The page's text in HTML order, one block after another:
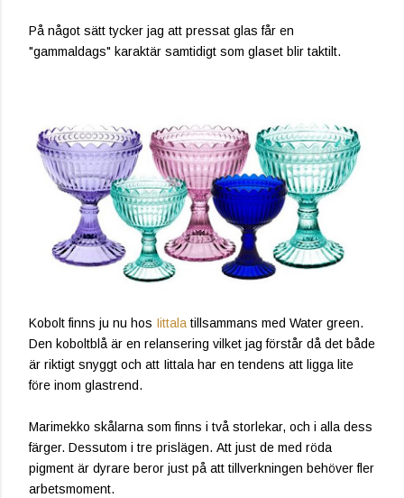
På något sätt tycker jag att pressat glas får en
"gammaldags" karaktär samtidigt som glaset blir taktilt.
Kobolt finns ju nu hos Iittala tillsammans med Water green.
Den koboltblå är en relansering vilket jag förstår då det både
är riktigt snyggt och att Iittala har en tendens att ligga lite
före inom glastrend.
Marimekko skålarna som finns i två storlekar, och i alla dess
färger. Dessutom i tre prislägen. Att just de med röda
pigment är dyrare beror just på att tillverkningen behöver fler
arbetsmoment.